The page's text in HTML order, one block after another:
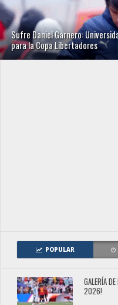
Sufre Daniel Garnero:
para la Copa Libertadores
POPULAR
GALERÍA
2026!